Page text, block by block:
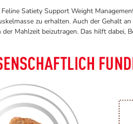
Satiety Support Weight
zu erhalten. Auch der Gehalt
Mahlzeit beizutragen. Das hilft dabei,